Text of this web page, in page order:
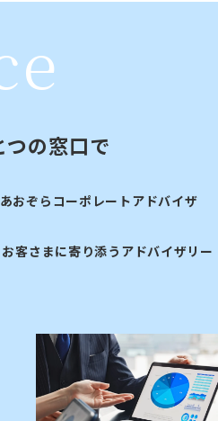
の窓口で
おぞらコーポレートアドバイザ
客さまに寄り添うアドバイザリー